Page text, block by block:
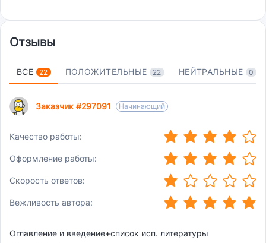
Отзывы
ВСЕ 22 ПОЛОЖИТЕЛЬНЫЕ 22 НЕЙТРАЛЬНЫЕ 0
Заказчик #297091 Начинающий
Качество работы: (*)(*) (*) (*) (
)
Оформление работы: (*)(*) (*) (*) (
)
Скорость ответов: (*)
(
)
(
)
(
)
(
)
Вежливость автора: (*)(*) (*) (*) (*)
Оглавление и введение+список исп. литературы